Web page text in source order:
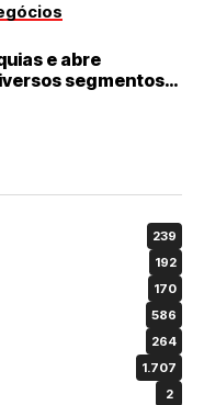
e abre
segmentos
239
192
170
586
264
1.707
2